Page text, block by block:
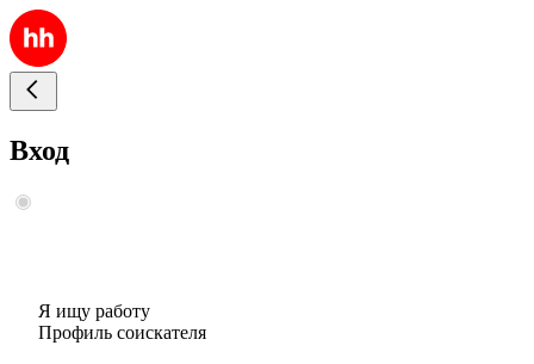
Вход
Я ищу работу
Профиль соискателя